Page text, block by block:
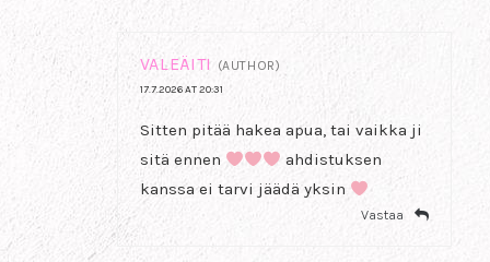
VALEÄITI (AUTHOR)
17.7.2026 AT 20:31
Sitten pitää hakea apua, tai vaikka ji
sitä ennen
ahdistuksen
kanssa ei tarvi jäädä yksin
Vastaa